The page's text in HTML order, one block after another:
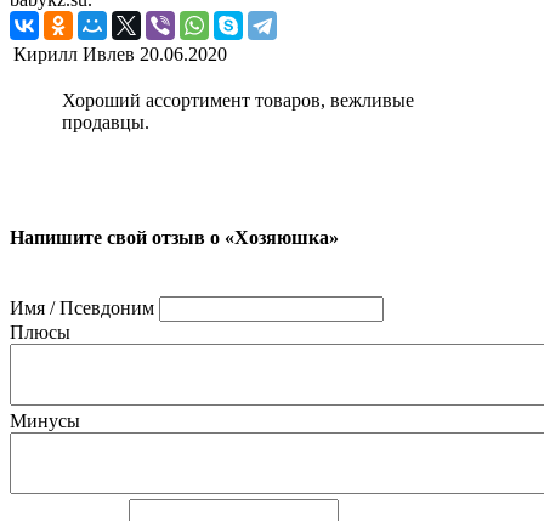
Кирилл Ивлев 20.06.2020
Хороший ассортимент товаров, вежливые
продавцы.
Напишите свой отзыв о «Хозяюшка»
Имя / Псевдоним
Плюсы
Минусы